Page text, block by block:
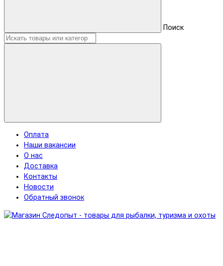
Поиск
Оплата
Наши вакансии
О нас
Доставка
Контакты
Новости
Обратный звонок